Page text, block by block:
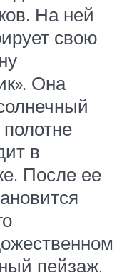
На ней
свою
Она
в
После ее
пейзаж.